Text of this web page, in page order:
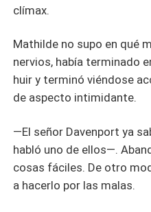
Thomas fuera a volverse un
estaba cegada por su
ellos tenía que ver con
romance, venganza y
LA HEREDERA.
clímax.
Mathilde no supo en qué
nervios, había terminado
huir y terminó viéndose
de aspecto intimidante.
—El señor Davenport ya
habló uno de ellos—.
cosas fáciles. De otro
a hacerlo por las malas.